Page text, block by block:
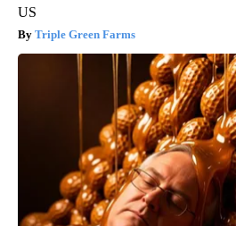
US
Triple Green Farms